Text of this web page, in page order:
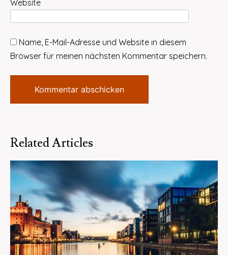
Website
Name, E-Mail-Adresse und Website in diesem
Browser für meinen nächsten Kommentar speichern.
Related Articles